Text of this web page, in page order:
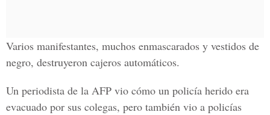
Varios manifestantes, muchos enmascarados y vestidos de
negro, destruyeron cajeros automáticos.
Un periodista de la AFP vio cómo un policía herido era
evacuado por sus colegas, pero también vio a policías